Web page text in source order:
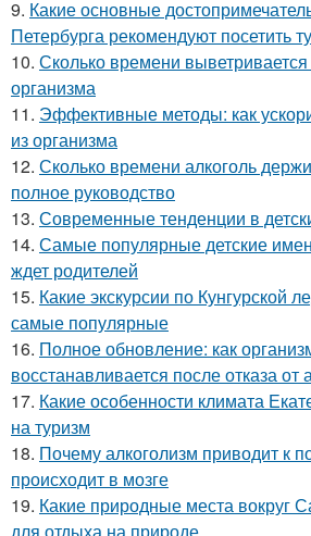
9. Какие основные
Петербурга рекомендуют посетить
10. Сколько времени выветривается
организма
11. Эффективные методы: как
из организма
12. Сколько времени алкоголь
полное руководство
13. Современные тенденции в
14. Самые популярные детские
ждет родителей
15. Какие экскурсии по Кунгурской
самые популярные
16. Полное обновление: как
восстанавливается после отказа от
17. Какие особенности климата
на туризм
18. Почему алкоголизм приводит к
происходит в мозге
19. Какие природные места вокруг